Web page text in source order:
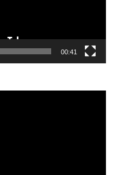
00:41